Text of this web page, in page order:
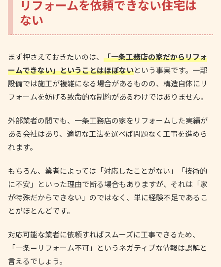
リフォームを依頼できない住宅は
ない
まず押さえておきたいのは、 「一条工務店の家だからリフォ
ームできない」ということはほぼないという事実です。一部
設備では施工が複雑になる場合があるものの、構造自体にリ
フォームを妨げる致命的な制約があるわけではありません。
外部業者の間でも、一条工務店の家をリフォームした実績が
ある会社はあり、適切な工法を選べば問題なく工事を進めら
れます。
もちろん、業者によっては「対応したことがない」「技術的
に不安」といった理由で断る場合もありますが、それは「家
が特殊だからできない」のではなく、単に経験不足であるこ
とがほとんどです。
対応可能な業者に依頼すればスムーズに工事できるため、
「一条＝リフォーム不可」というネガティブな情報は誤解と
言えるでしょう。